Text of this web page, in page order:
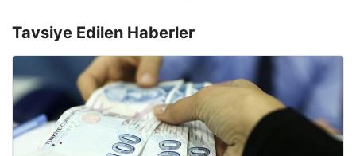
Tavsiye Edilen Haberler